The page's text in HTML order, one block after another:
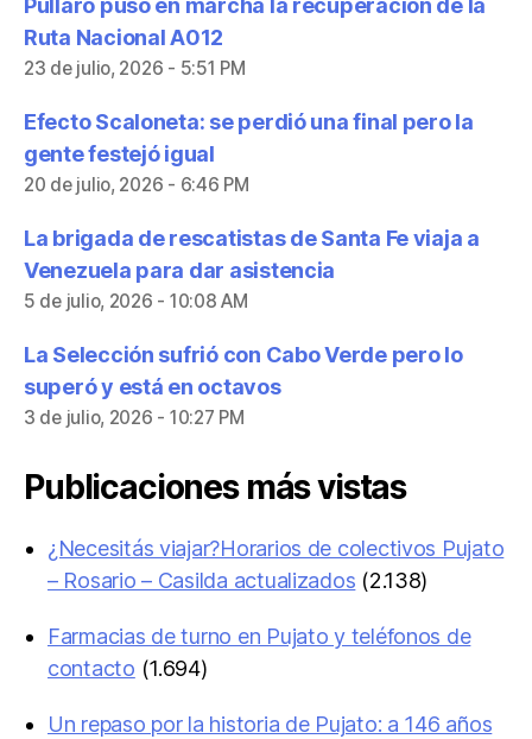
Pullaro puso en marcha la recuperación de la
Ruta Nacional A012
23 de julio, 2026 - 5:51 PM
Efecto Scaloneta: se perdió una final pero la
gente festejó igual
20 de julio, 2026 - 6:46 PM
La brigada de rescatistas de Santa Fe viaja a
Venezuela para dar asistencia
5 de julio, 2026 - 10:08 AM
La Selección sufrió con Cabo Verde pero lo
superó y está en octavos
3 de julio, 2026 - 10:27 PM
Publicaciones más vistas
¿Necesitás viajar?Horarios de colectivos Pujato
– Rosario – Casilda actualizados (2.138)
Farmacias de turno en Pujato y teléfonos de
contacto (1.694)
Un repaso por la historia de Pujato: a 146 años